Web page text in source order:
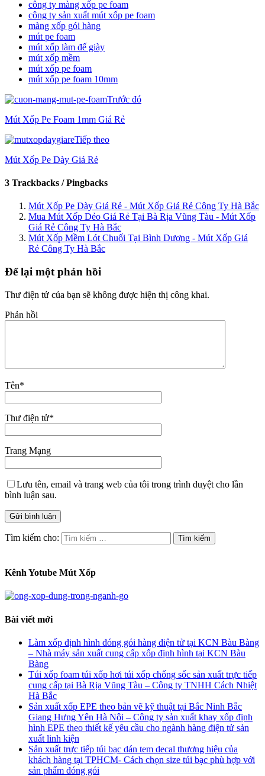
công ty màng xốp pe foam
công ty sản xuất mút xốp pe foam
màng xốp gói hàng
mút pe foam
mút xốp làm đế giày
mút xốp mềm
mút xốp pe foam
mút xốp pe foam 10mm
Trước đó
Mút Xốp Pe Foam 1mm Giá Rẻ
Tiếp theo
Mút Xốp Pe Dày Giá Rẻ
3 Trackbacks / Pingbacks
Mút Xốp Pe Dày Giá Rẻ - Mút Xốp Giá Rẻ Công Ty Hà Bắc
Mua Mút Xốp Dẻo Giá Rẻ Tại Bà Rịa Vũng Tàu - Mút Xốp
Giá Rẻ Công Ty Hà Bắc
Mút Xốp Mềm Lót Chuối Tại Bình Dương - Mút Xốp Giá
Rẻ Công Ty Hà Bắc
Để lại một phản hồi
Thư điện tử của bạn sẽ không được hiện thị công khai.
Phản hồi
Tên*
Thư điện tử*
Trang Mạng
Lưu tên, email và trang web của tôi trong trình duyệt cho lần
bình luận sau.
Tìm kiếm cho:
Kênh Yotube Mút Xốp
Bài viết mới
Làm xốp định hình đóng gói hàng điện tử tại KCN Bàu Bàng
– Nhà máy sản xuất cung cấp xốp định hình tại KCN Bàu
Bàng
Túi xốp foam túi xốp hơi túi xốp chống sốc sản xuất trực tiếp
cung cấp tại Bà Rịa Vũng Tàu – Công ty TNHH Cách Nhiệt
Hà Bắc
Sản xuất xốp EPE theo bản vẽ kỹ thuật tại Bắc Ninh Bắc
Giang Hưng Yên Hà Nội – Công ty sản xuất khay xốp định
hình EPE theo thiết kế yêu cầu cho ngành hàng điện tử sản
xuất linh kiện
Sản xuất trực tiếp túi bạc dán tem decal thương hiệu của
khách hàng tại TPHCM- Cách chọn size túi bạc phù hợp với
sản phẩm đóng gói